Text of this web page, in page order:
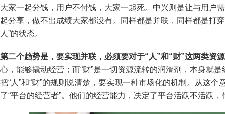
大家一起分钱，用户不付钱，大家一起死。中兴则是让与用户
起分享，做不出成绩大家都没有。同样都是并联，同样都是打
人”的状态。
第二个趋势是，要实现并联，必须要对于“人”和“财”这两类资
心，能够撬动经营；而“财”是一切资源流转的润滑剂，本身就
把“人”和“财”的规则说清楚，要实现一种市场化的机制。从这
了“平台的经营者”。他们的经营能力，决定了平台活跃不活跃